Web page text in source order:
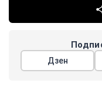
Дзен